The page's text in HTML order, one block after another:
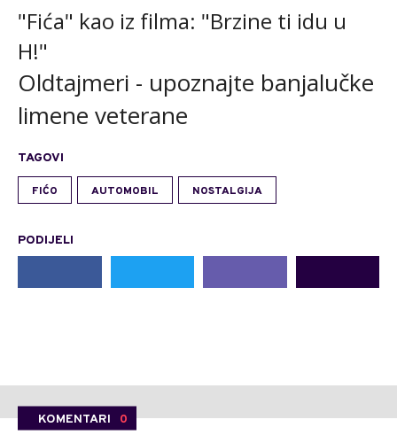
"Fića" kao iz filma: "Brzine ti idu u
H!"
Oldtajmeri - upoznajte banjalučke
limene veterane
TAGOVI
FIĆO AUTOMOBIL NOSTALGIJA
PODIJELI
KOMENTARI 0